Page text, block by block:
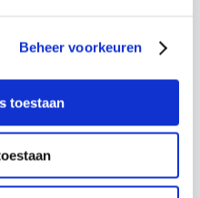
Beheer voorkeuren
toestaan